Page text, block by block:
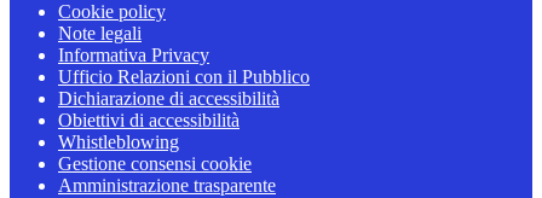
Cookie policy
Note legali
Informativa Privacy
Ufficio Relazioni con il Pubblico
Dichiarazione di accessibilità
Obiettivi di accessibilità
Whistleblowing
Gestione consensi cookie
Amministrazione trasparente